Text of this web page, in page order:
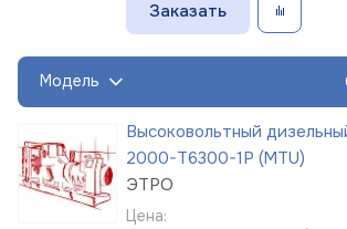
Заказать
Модель
Высоковольтный
2000-Т6300-1Р (MTU)
ЭТРО
Цена: